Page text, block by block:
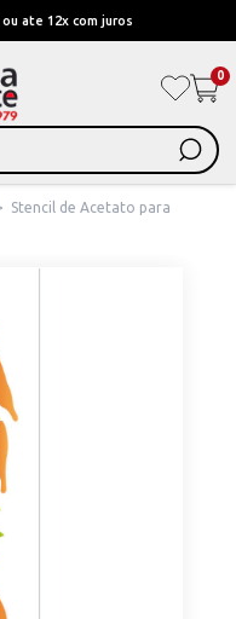
ate 12x com juros
0
Stencil de Acetato para